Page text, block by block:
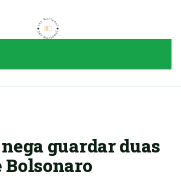
guardar duas
Bolsonaro